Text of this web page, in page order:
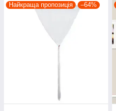
Найкраща пропозиція –64%